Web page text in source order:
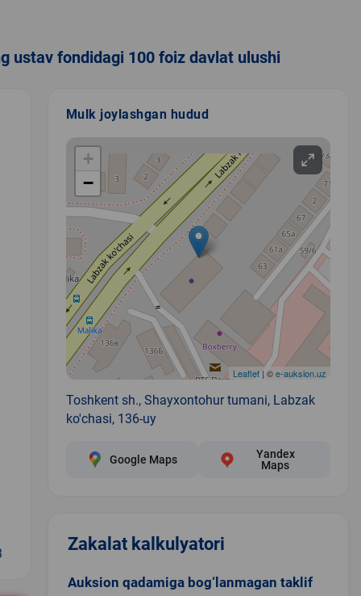
ustav fondidagi 100 foiz davlat ulushi
Mulk joylashgan hudud
+
−
Leaflet| ©e-auksion.uz
Toshkent sh., Shayxontohur tumani, Labzak
ko'chasi, 136-uy
Google Maps
Yandex
Maps
Zakalat kalkulyatori
Auksion qadamiga bog‘lanmagan taklif